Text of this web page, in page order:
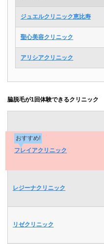
ジュエルクリニック恵比寿
聖心美容クリニック
アリシアクリニック
脇脱毛が1回体験できるクリニック
おすすめ!
フレイアクリニック
レジーナクリニック
リゼクリニック